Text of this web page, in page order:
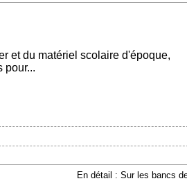
et du matériel scolaire d'époque,
pour...
En détail : Sur les bancs